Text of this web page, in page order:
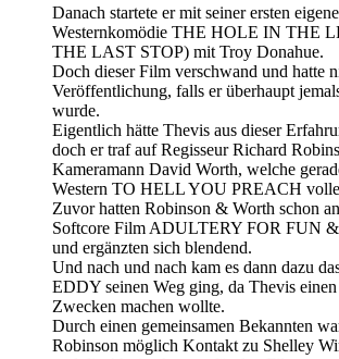
Danach startete er mit seiner ersten
Westernkomödie THE HOLE IN THE
THE LAST STOP) mit Troy Donahue.
Doch dieser Film verschwand und hatte
Veröffentlichung, falls er überhaupt
wurde.
Eigentlich hätte Thevis aus dieser
doch er traf auf Regisseur Richard
Kameramann David Worth, welche
Western TO HELL YOU PREACH
Zuvor hatten Robinson & Worth schon
Softcore Film ADULTERY FOR FUN
und ergänzten sich blendend.
Und nach und nach kam es dann dazu
EDDY seinen Weg ging, da Thevis
Zwecken machen wollte.
Durch einen gemeinsamen Bekannten
Robinson möglich Kontakt zu Shelley